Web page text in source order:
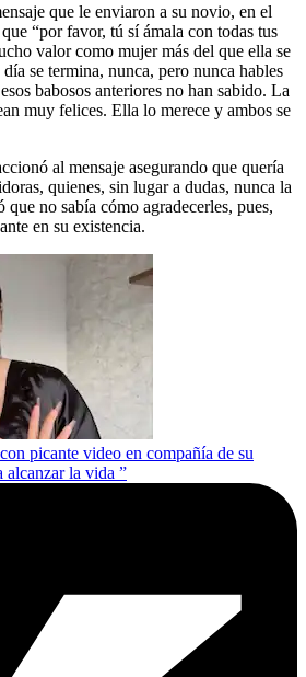
que le enviaron a su novio, en el
“por favor, tú sí ámala con todas tus
valor como mujer más del que ella se
se termina, nunca, pero nunca hables
babosos anteriores no han sabido. La
muy felices. Ella lo merece y ambos se
al mensaje asegurando que quería
quienes, sin lugar a dudas, nunca la
que no sabía cómo agradecerles, pues,
en su existencia.
picante video en compañía de su
alcanzar la vida ”